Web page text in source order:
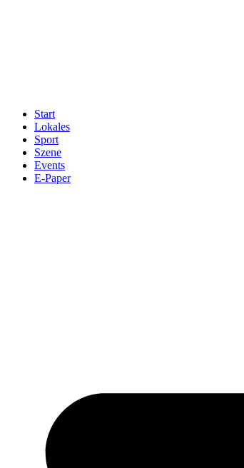
Start
Lokales
Sport
Szene
Events
E-Paper